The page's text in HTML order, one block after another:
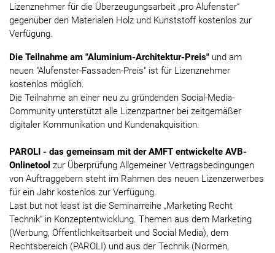
Lizenznehmer für die Überzeugungsarbeit „pro Alufenster“
gegenüber den Materialen Holz und Kunststoff kostenlos zur
Verfügung.
Die Teilnahme am "Aluminium-Architektur-Preis" und am
neuen "Alufenster-Fassaden-Preis" ist für Lizenznehmer
kostenlos möglich.
Die Teilnahme an einer neu zu gründenden Social-Media-
Community unterstützt alle Lizenzpartner bei zeitgemäßer
digitaler Kommunikation und Kundenakquisition.
PAROLI - das gemeinsam mit der AMFT entwickelte AVB-
Onlinetool zur Überprüfung Allgemeiner Vertragsbedingungen
von Auftraggebern steht im Rahmen des neuen Lizenzerwerbes
für ein Jahr kostenlos zur Verfügung.
Last but not least ist die Seminarreihe „Marketing Recht
Technik“ in Konzeptentwicklung. Themen aus dem Marketing
(Werbung, Öffentlichkeitsarbeit und Social Media), dem
Rechtsbereich (PAROLI) und aus der Technik (Normen,